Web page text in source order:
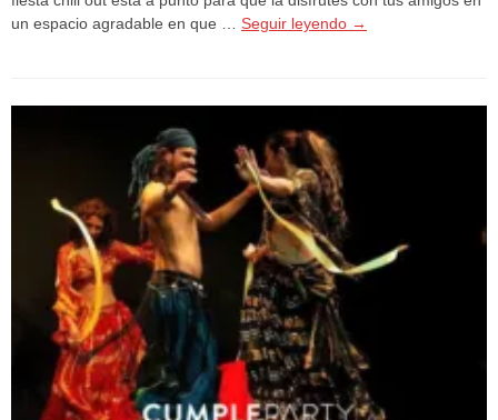
un espacio agradable en que … Seguir leyendo →